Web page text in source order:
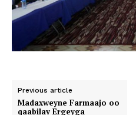
Previous article
Madaxweyne Farmaajo oo
qaabilay Ergeyga